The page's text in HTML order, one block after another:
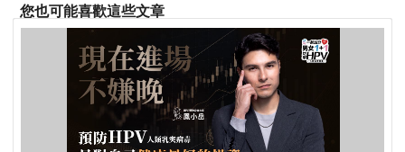
您也可能喜歡這些文章